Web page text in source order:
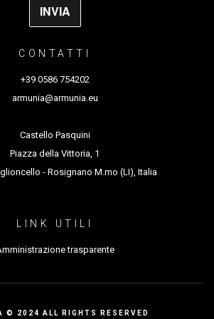
CONTATTI
+39 0586 754202
armunia@armunia.eu
Castello Pasquini
Piazza della Vittoria, 1
- Rosignano M.mo (LI), Italia
LINK UTILI
trasparente
© 2024 ALL RIGHTS RESERVED